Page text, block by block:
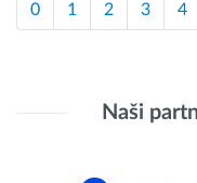
0 1 2 3 4
Naši